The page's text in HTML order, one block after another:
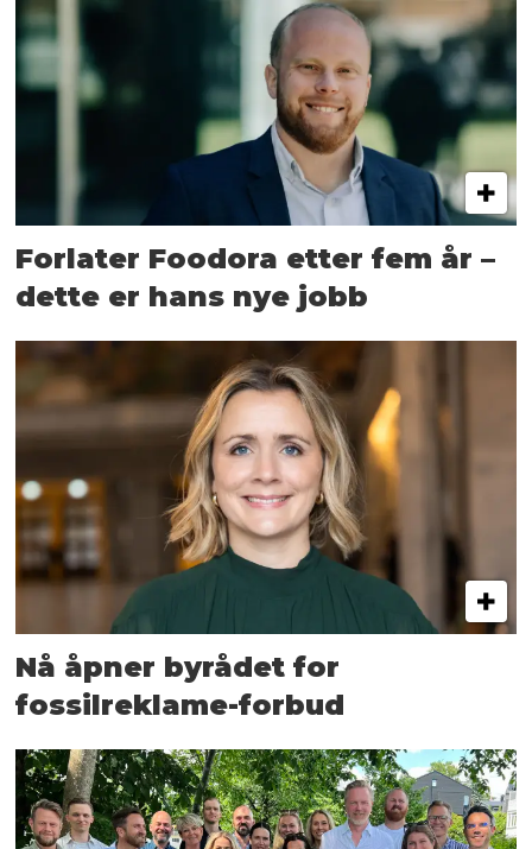
Forlater Foodora etter fem år –
dette er hans nye jobb
Nå åpner byrådet for
fossilreklame-forbud